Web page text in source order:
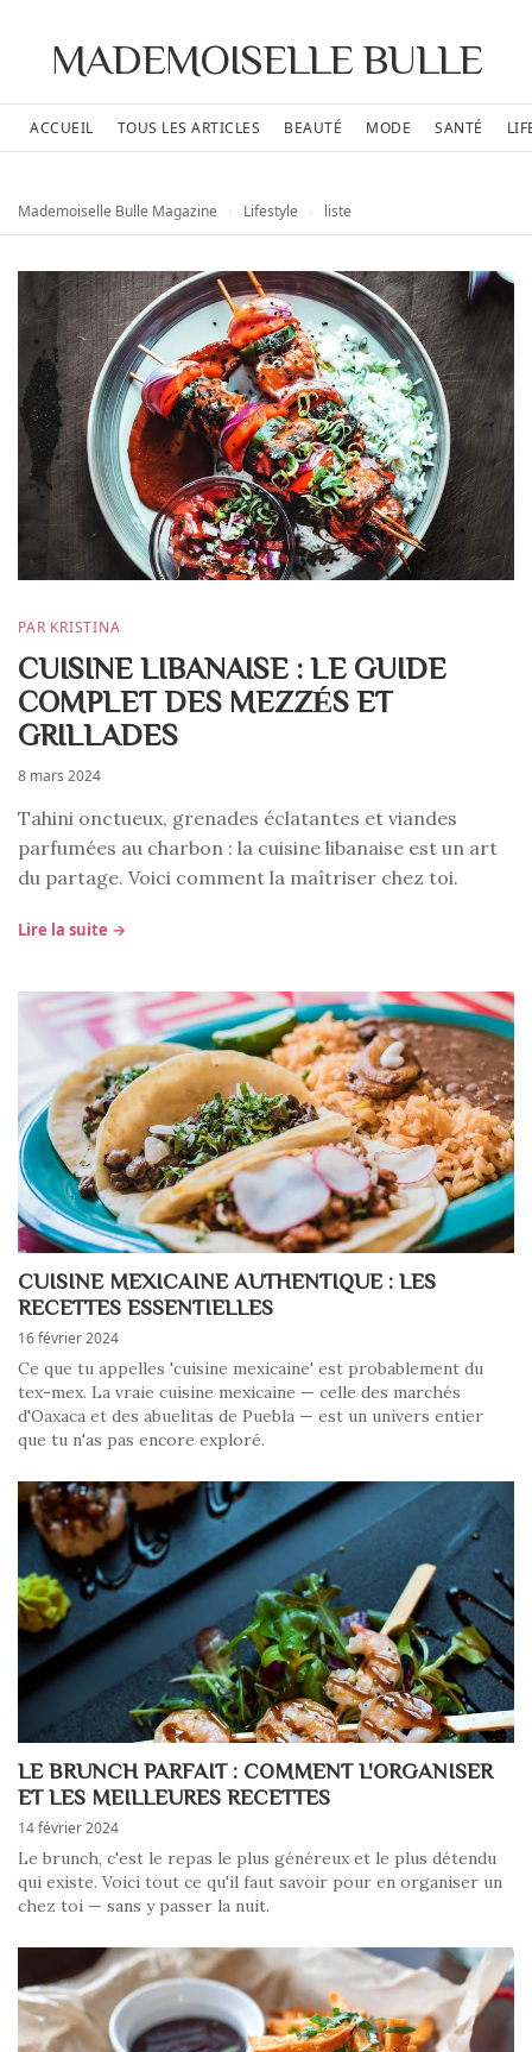
MADEMOISELLE BULLE
ACCUEIL TOUS LES ARTICLES BEAUTÉ MODE SANTÉ
Mademoiselle Bulle Magazine Lifestyle liste
PAR KRISTINA
CUISINE LIBANAISE : LE GUIDE
COMPLET DES MEZZÉS ET
GRILLADES
8 mars 2024
Tahini onctueux, grenades éclatantes et viandes
parfumées au charbon : la cuisine libanaise est un art
du partage. Voici comment la maîtriser chez toi.
Lire la suite →
CUISINE MEXICAINE AUTHENTIQUE : LES
RECETTES ESSENTIELLES
16 février 2024
Ce que tu appelles 'cuisine mexicaine' est probablement du
tex-mex. La vraie cuisine mexicaine — celle des marchés
d'Oaxaca et des abuelitas de Puebla — est un univers entier
que tu n'as pas encore exploré.
LE BRUNCH PARFAIT : COMMENT L'ORGANISER
ET LES MEILLEURES RECETTES
14 février 2024
Le brunch, c'est le repas le plus généreux et le plus détendu
qui existe. Voici tout ce qu'il faut savoir pour en organiser un
chez toi — sans y passer la nuit.